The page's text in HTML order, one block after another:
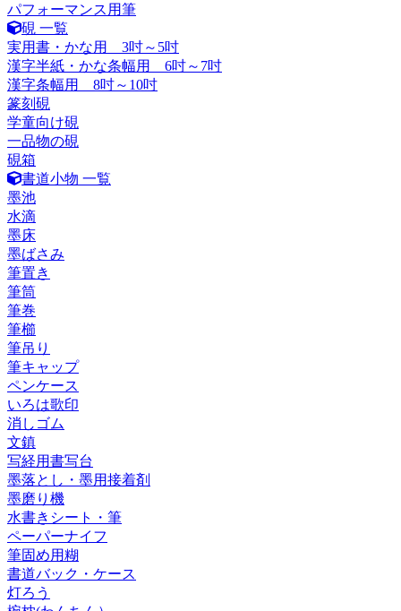
パフォーマンス用筆
硯 一覧
実用書・かな用 3吋～5吋
漢字半紙・かな条幅用 6吋～7吋
漢字条幅用 8吋～10吋
篆刻硯
学童向け硯
一品物の硯
硯箱
書道小物 一覧
墨池
水滴
墨床
墨ばさみ
筆置き
筆筒
筆巻
筆櫛
筆吊り
筆キャップ
ペンケース
いろは歌印
消しゴム
文鎮
写経用書写台
墨落とし・墨用接着剤
墨磨り機
水書きシート・筆
ペーパーナイフ
筆固め用糊
書道バック・ケース
灯ろう